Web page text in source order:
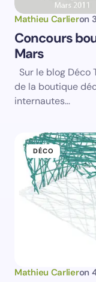
Mathieu Carlieron
Concours
Mars
Sur le blog Déco
de la boutique
internautes…
DÉCO
Mathieu Carlieron